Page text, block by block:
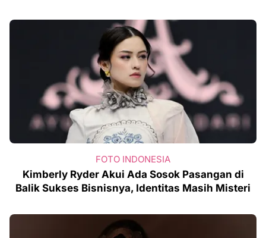
FOTO INDONESIA
Kimberly Ryder Akui Ada Sosok Pasangan di
Balik Sukses Bisnisnya, Identitas Masih Misteri